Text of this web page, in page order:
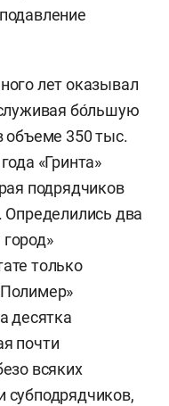
лет оказывал
бо́льшую
объеме 350 тыс.
«Гринта»
подрядчиков
Определились два
только
десятка
почти
всяких
субподрядчиков,